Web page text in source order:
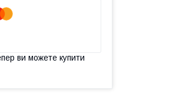
ви можете купити